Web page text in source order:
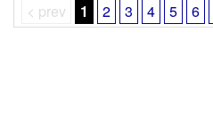
< prev 1 2 3 4 5 6